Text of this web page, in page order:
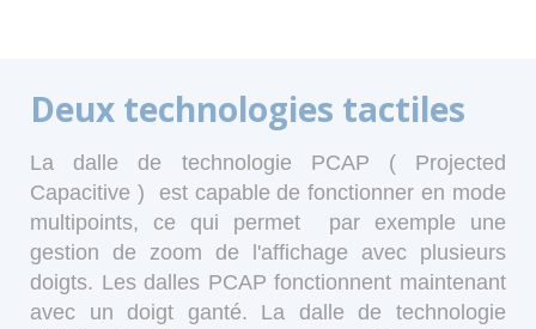
Deux technologies tactiles
La dalle de technologie PCAP ( Projected
Capacitive ) est capable de fonctionner en mode
multipoints, ce qui permet par exemple une
gestion de zoom de l'affichage avec plusieurs
doigts. Les dalles PCAP fonctionnent maintenant
avec un doigt ganté. La dalle de technologie